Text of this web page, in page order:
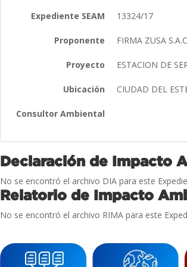
Expediente SEAM 13324/17
Proponente FIRMA ZUSA
Proyecto ESTACION DE
Ubicación CIUDAD DEL
Consultor Ambiental
Declaración de Impacto
No se encontró el archivo DIA para este
Relatorio de Impacto
No se encontró el archivo RIMA para este